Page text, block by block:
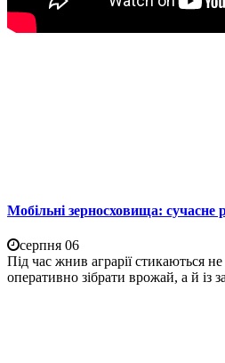
Мобільні зерносховища: сучасне
серпня 06
Під час жнив аграрії стикаються
оперативно зібрати врожай, а й із